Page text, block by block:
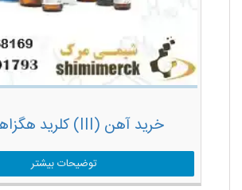
خرید آهن (III) کلرید هگزاهیدرات
توضیحات بیشتر